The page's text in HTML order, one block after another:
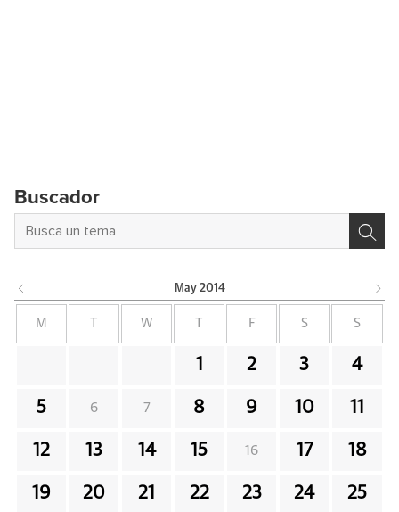
Buscador
May 2014
M W F S S
1 2 3 4
5 6 7 8 9 10 11
12 13 14 15 16 17 18
19 20 21 22 23 24 25